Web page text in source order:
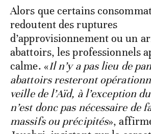
Alors que certains
redoutent des ruptures
d’approvisionnement ou un
abattoirs, les professionnels
calme. «Il n’y a pas lieu de
abattoirs resteront
veille de l’Aïd, à l’exception
n’est donc pas nécessaire de
massifs ou précipités»,